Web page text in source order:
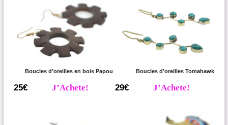
Boucles d’oreilles en bois Papou
25€ J’Achete!
Boucles d’oreilles Tomahawk
29€ J’Achete!